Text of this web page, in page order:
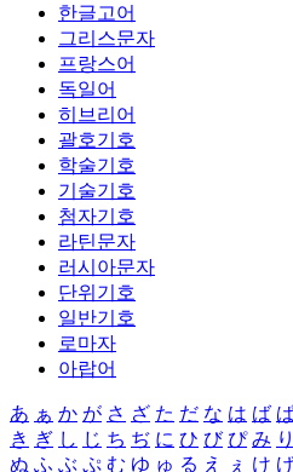
한글고어
그리스문자
프랑스어
독일어
히브리어
괄호기호
학술기호
기술기호
첨자기호
라틴문자
러시아문자
단위기호
일반기호
로마자
아랍어
あ ぁ か が さ ざ た だ な は ば
き ぎ し じ ち ぢ に ひ び ぴ み り
ぬ ふ ぶ ぷ む ゆ ゅ る え ぇ け げ